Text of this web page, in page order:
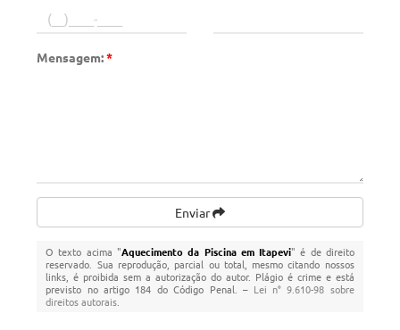
Mensagem:*
Enviar
O texto acima "Aquecimento da Piscina em Itapevi" é de direito
reservado. Sua reprodução, parcial ou total, mesmo citando nossos
links, é proibida sem a autorização do autor. Plágio é crime e está
previsto no artigo 184 do Código Penal. – Lei n° 9.610-98 sobre
direitos autorais